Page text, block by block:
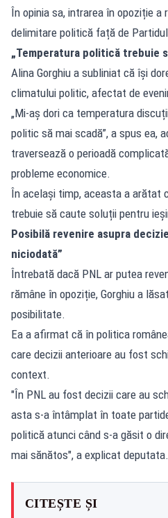
În opinia sa, intrarea în opoziție
delimitare politică față de
„Temperatura politică trebuie
Alina Gorghiu a subliniat că își
climatului politic, afectat de
„Mi-aș dori ca temperatura
politic să mai scadă”, a spus ea,
traversează o perioadă
probleme economice.
În același timp, aceasta a arătat
trebuie să caute soluții pentru
Posibilă revenire asupra
niciodată”
Întrebată dacă PNL ar putea
rămâne în opoziție, Gorghiu a
posibilitate.
Ea a afirmat că în politica
care decizii anterioare au fost
context.
"În PNL au fost decizii care au
asta s-a întâmplat în toate
politică atunci când s-a găsit o
mai sănătos", a explicat deputata.
CITEȘTE ȘI